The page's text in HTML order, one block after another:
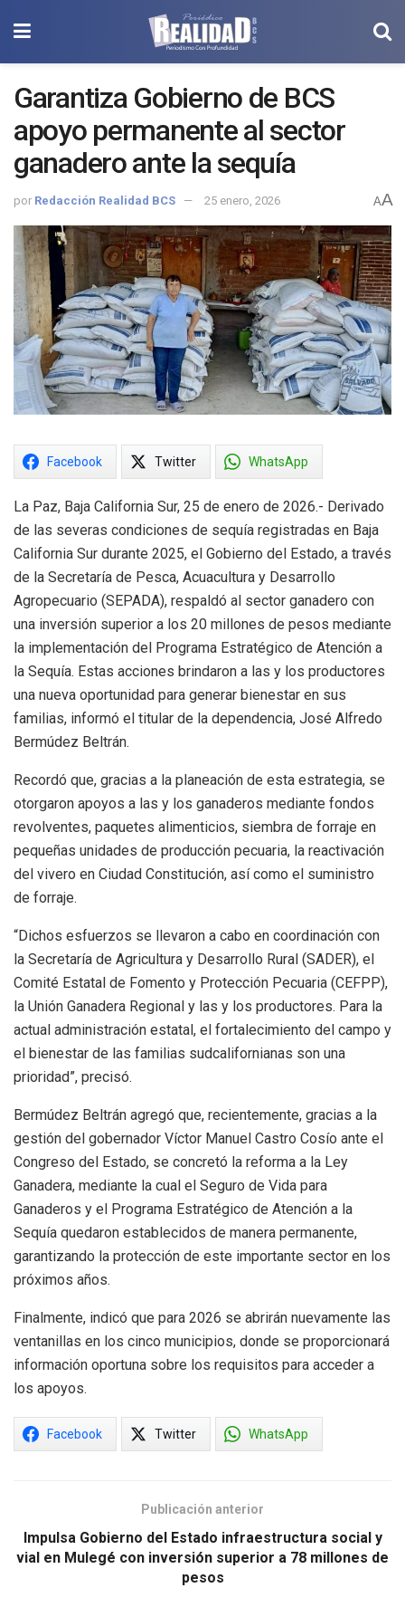
Garantiza Gobierno de BCS
apoyo permanente al sector
ganadero ante la sequía
por Redacción Realidad BCS 25 enero, 2026 AA
Facebook Twitter WhatsApp
La Paz, Baja California Sur, 25 de enero de 2026.- Derivado
de las severas condiciones de sequía registradas en Baja
California Sur durante 2025, el Gobierno del Estado, a través
de la Secretaría de Pesca, Acuacultura y Desarrollo
Agropecuario (SEPADA), respaldó al sector ganadero con
una inversión superior a los 20 millones de pesos mediante
la implementación del Programa Estratégico de Atención a
la Sequía. Estas acciones brindaron a las y los productores
una nueva oportunidad para generar bienestar en sus
familias, informó el titular de la dependencia, José Alfredo
Bermúdez Beltrán.
Recordó que, gracias a la planeación de esta estrategia, se
otorgaron apoyos a las y los ganaderos mediante fondos
revolventes, paquetes alimenticios, siembra de forraje en
pequeñas unidades de producción pecuaria, la reactivación
del vivero en Ciudad Constitución, así como el suministro
de forraje.
“Dichos esfuerzos se llevaron a cabo en coordinación con
la Secretaría de Agricultura y Desarrollo Rural (SADER), el
Comité Estatal de Fomento y Protección Pecuaria (CEFPP),
la Unión Ganadera Regional y las y los productores. Para la
actual administración estatal, el fortalecimiento del campo y
el bienestar de las familias sudcalifornianas son una
prioridad”, precisó.
Bermúdez Beltrán agregó que, recientemente, gracias a la
gestión del gobernador Víctor Manuel Castro Cosío ante el
Congreso del Estado, se concretó la reforma a la Ley
Ganadera, mediante la cual el Seguro de Vida para
Ganaderos y el Programa Estratégico de Atención a la
Sequía quedaron establecidos de manera permanente,
garantizando la protección de este importante sector en los
próximos años.
Finalmente, indicó que para 2026 se abrirán nuevamente las
ventanillas en los cinco municipios, donde se proporcionará
información oportuna sobre los requisitos para acceder a
los apoyos.
Facebook Twitter WhatsApp
Publicación anterior
Impulsa Gobierno del Estado infraestructura social y
vial en Mulegé con inversión superior a 78 millones de
pesos